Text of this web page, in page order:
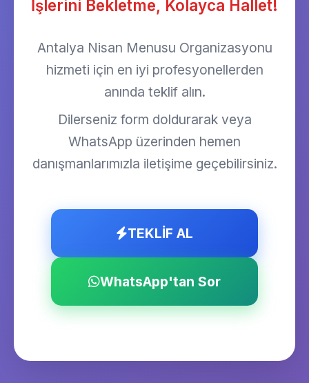
İşlerini Bekletme, Kolayca Hallet!
Antalya Nisan Menusu Organizasyonu
hizmeti için en iyi profesyonellerden
anında teklif alın.
Dilerseniz form doldurarak veya
WhatsApp üzerinden hemen
danışmanlarımızla iletişime geçebilirsiniz.
TEKLİF AL
WhatsApp'tan Sor